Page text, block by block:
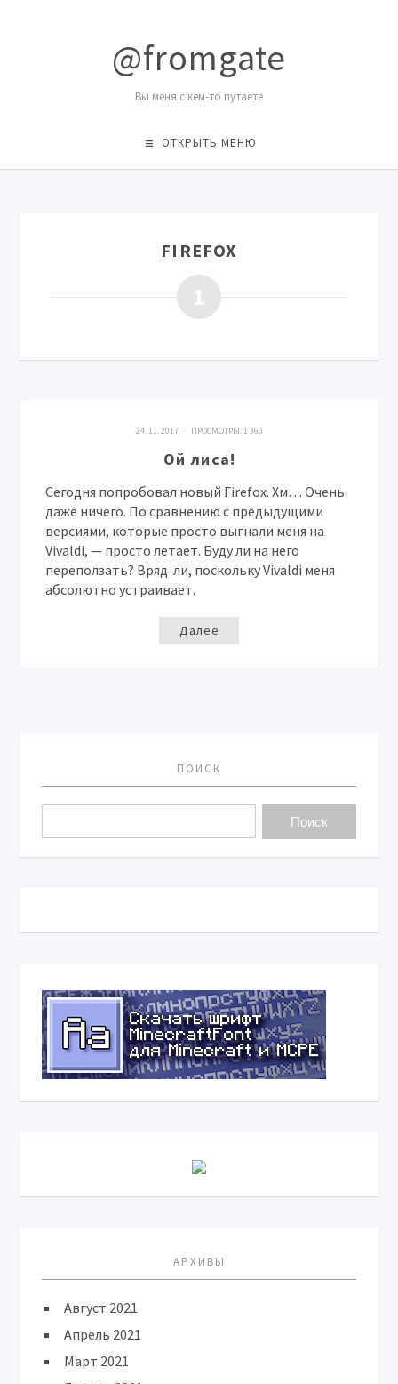
@fromgate
Вы меня с кем-то путаете
ОТКРЫТЬ МЕНЮ
FIREFOX
1
24. 11. 2017 · ПРОСМОТРЫ: 1 360
Ой лиса!
Сегодня попробовал новый Firefox. Хм… Очень
даже ничего. По сравнению с предыдущими
версиями, которые просто выгнали меня на
Vivaldi, — просто летает. Буду ли на него
переползать? Вряд ли, поскольку Vivaldi меня
абсолютно устраивает.
Далее
ПОИСК
АРХИВЫ
Август 2021
Апрель 2021
Март 2021